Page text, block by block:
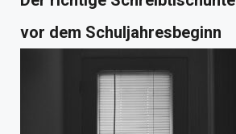
vor dem Schuljahresbeginn